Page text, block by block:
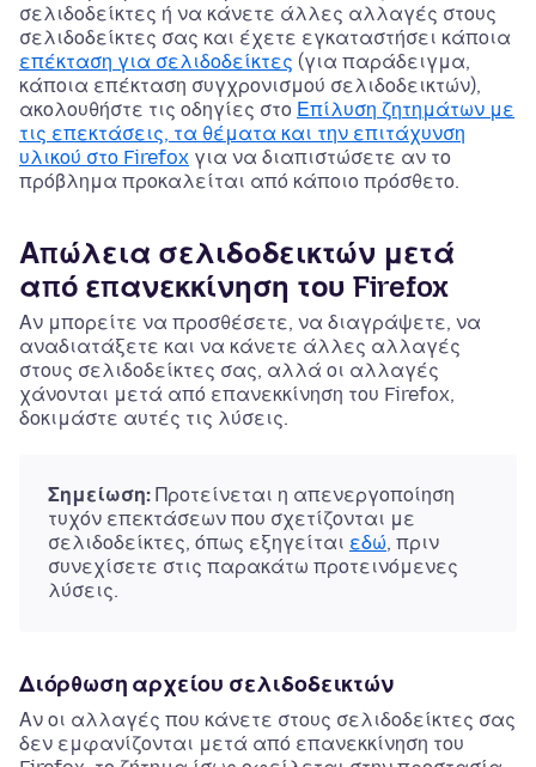
σελιδοδείκτες ή να κάνετε άλλες αλλαγές στους
σελιδοδείκτες σας και έχετε εγκαταστήσει κάποια
επέκταση για σελιδοδείκτες (για παράδειγμα,
κάποια επέκταση συγχρονισμού σελιδοδεικτών),
ακολουθήστε τις οδηγίες στο Επίλυση ζητημάτων με
τις επεκτάσεις, τα θέματα και την επιτάχυνση
υλικού στο Firefox για να διαπιστώσετε αν το
πρόβλημα προκαλείται από κάποιο πρόσθετο.
Απώλεια σελιδοδεικτών μετά
από επανεκκίνηση του Firefox
Αν μπορείτε να προσθέσετε, να διαγράψετε, να
αναδιατάξετε και να κάνετε άλλες αλλαγές
στους σελιδοδείκτες σας, αλλά οι αλλαγές
χάνονται μετά από επανεκκίνηση του Firefox,
δοκιμάστε αυτές τις λύσεις.
Σημείωση: Προτείνεται η απενεργοποίηση
τυχόν επεκτάσεων που σχετίζονται με
σελιδοδείκτες, όπως εξηγείται εδώ, πριν
συνεχίσετε στις παρακάτω προτεινόμενες
λύσεις.
Διόρθωση αρχείου σελιδοδεικτών
Αν οι αλλαγές που κάνετε στους σελιδοδείκτες σας
δεν εμφανίζονται μετά από επανεκκίνηση του